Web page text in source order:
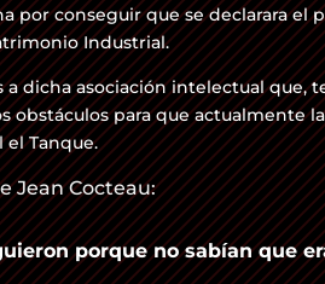
por conseguir que se declarara el
Industrial.
a dicha asociación intelectual que,
obstáculos para que actualmente
el Tanque.
Jean Cocteau:
porque no sabían que